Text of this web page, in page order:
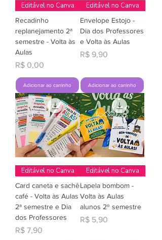
Editável no Canva
Recadinho
replanejamento 2ª
semestre - Volta às
Aulas
Preço
R$ 0,00
Adicionar ao carrinho
Editável no Canva
Envelope Estojo -
Dia dos Professores
e Volta às Aulas
Preço
R$ 9,90
Adicionar ao carrinho
Editável no Canva
Card caneta e sachê
café - Volta às Aulas
2ª semestre e Dia
dos Professores
Preço
R$ 7,90
Editável no Canva
Lapela bombom -
Volta às Aulas
alunos 2º semestre
Preço
R$ 5,90